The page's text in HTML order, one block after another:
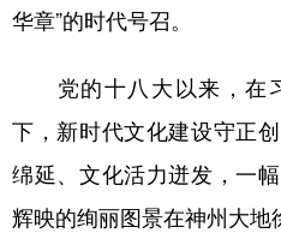
Deutsch Português
华章”的时代号召。
党的十八大以来，在习
下，新时代文化建设守正
绵延、文化活力迸发，一
辉映的绚丽图景在神州大地